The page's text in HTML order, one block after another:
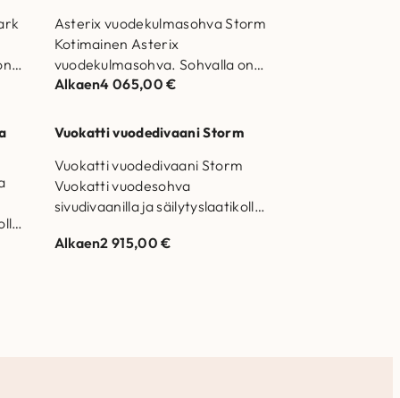
Asterix vuodekulmasohva Storm
Kotimainen Asterix
vuodekulmasohva. Sohvalla on
25 vuoden runko- ja
valmistettu massiivipuusta ja
Alkaen4 065,00€
Vuokatti vuodedivaani Storm
Vuokatti vuodedivaani Storm
Vuokatti vuodesohva
sivudivaanilla ja säilytyslaatikolla.
cm.Valmistettu Suomessa.
Alkaen2 915,00€